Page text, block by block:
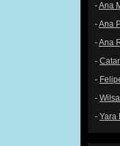
-Ana
-Ana
-Ana
-
-
-
- Yara